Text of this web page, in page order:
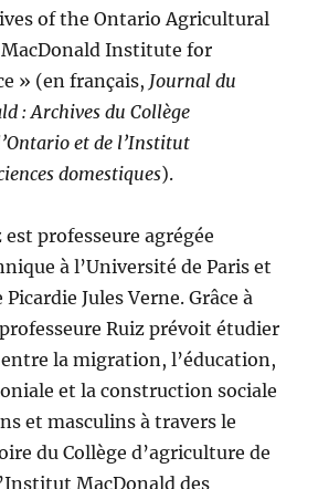
of the Ontario Agricultural
Institute for
» (en français, Journal du
: Archives du Collège
et de l’Institut
domestiques).
professeure agrégée
à l’Université de Paris et
Jules Verne. Grâce à
Ruiz prévoit étudier
la migration, l’éducation,
et la construction sociale
et masculins à travers le
du Collège d’agriculture de
MacDonald des